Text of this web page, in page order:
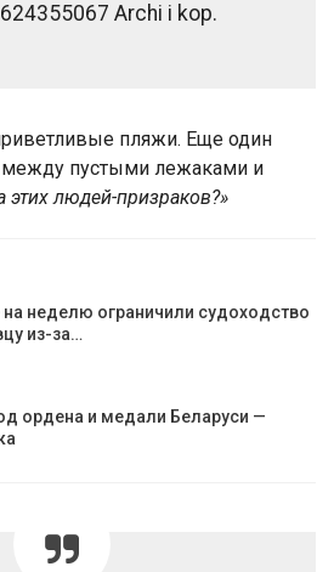
Archi i kop.
пляжи. Еще один
пустыми лежаками и
этих людей-призраков?»
на неделю ограничили судоходство
из-за…
ордена и медали Беларуси —